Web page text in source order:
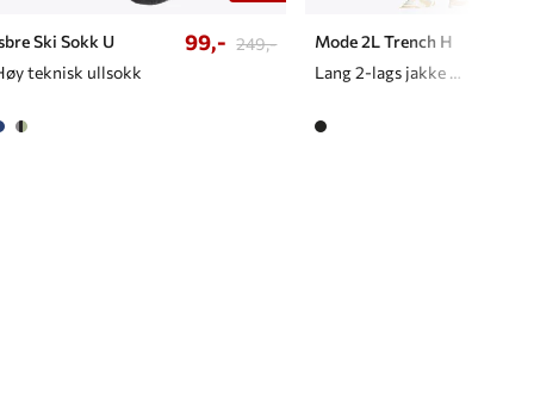
Ski Sokk U
teknisk ullsokk
99,- 249,-
Mode 2L Trench H
Lang 2-lags jakke til herre